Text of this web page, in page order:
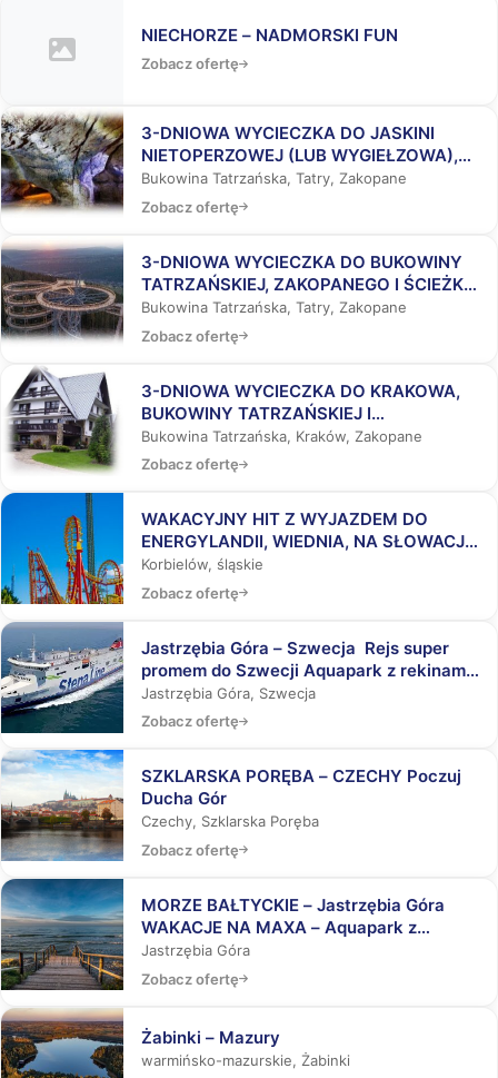
NIECHORZE – NADMORSKI FUN
Zobacz ofertę
3-DNIOWA WYCIECZKA DO JASKINI
NIETOPERZOWEJ (LUB WYGIEŁZOWA),
BUKOWINY TATRZAŃSKIEJ I
ZAKOPANEGO
Bukowina Tatrzańska, Tatry, Zakopane
Zobacz ofertę
3-DNIOWA WYCIECZKA DO BUKOWINY
TATRZAŃSKIEJ, ZAKOPANEGO I ŚCIEŻKĄ
WŚRÓD KORON DRZEW
Bukowina Tatrzańska, Tatry, Zakopane
Zobacz ofertę
3-DNIOWA WYCIECZKA DO KRAKOWA,
BUKOWINY TATRZAŃSKIEJ I
ZAKOPANEGO
Bukowina Tatrzańska, Kraków, Zakopane
Zobacz ofertę
WAKACYJNY HIT Z WYJAZDEM DO
ENERGYLANDII, WIEDNIA, NA SŁOWACJĘ,
DO AQUAPARKÓW
Korbielów, śląskie
Zobacz ofertę
Jastrzębia Góra – Szwecja Rejs super
promem do Szwecji Aquapark z rekinami,
Laser Tag, Misja Specjalna
Jastrzębia Góra, Szwecja
Zobacz ofertę
SZKLARSKA PORĘBA – CZECHY Poczuj
Ducha Gór
Czechy, Szklarska Poręba
Zobacz ofertę
MORZE BAŁTYCKIE – Jastrzębia Góra
WAKACJE NA MAXA – Aquapark z
rekinami, Laser Tag, Misja Specjalna
Jastrzębia Góra
Zobacz ofertę
Żabinki – Mazury
warmińsko-mazurskie, Żabinki